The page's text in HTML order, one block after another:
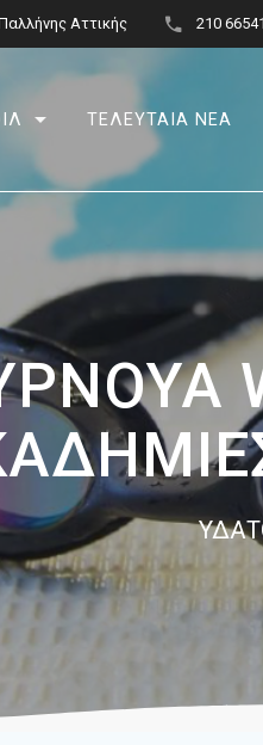
Αττικής 210
ΤΕΛΕΥΤΑΙΑ ΝΕΑ